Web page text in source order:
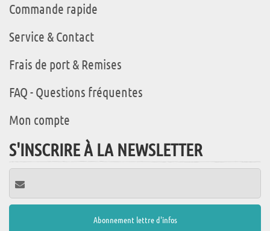
Commande rapide
Service & Contact
Frais de port & Remises
FAQ - Questions fréquentes
Mon compte
S'INSCRIRE À LA NEWSLETTER